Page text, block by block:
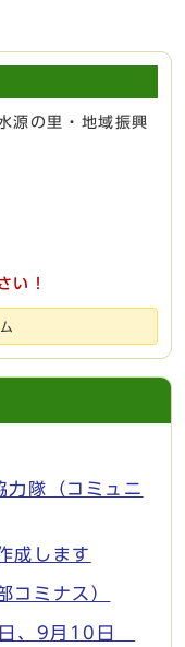
源の里・地域振興
い！
力隊（コミュニ
成します
コミナス）
日、9月10日